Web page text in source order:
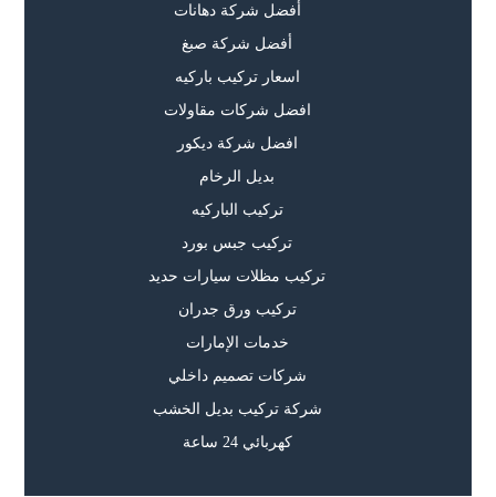
أفضل شركة دهانات
أفضل شركة صبغ
اسعار تركيب باركيه
افضل شركات مقاولات
افضل شركة ديكور
بديل الرخام
تركيب الباركيه
تركيب جبس بورد
تركيب مظلات سيارات حديد
تركيب ورق جدران
خدمات الإمارات
شركات تصميم داخلي
شركة تركيب بديل الخشب
كهربائي 24 ساعة